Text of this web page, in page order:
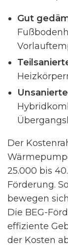
Gut
Der
25.000 bis
Förderung.
bewegen
Die BEG-
effiziente
der Kosten